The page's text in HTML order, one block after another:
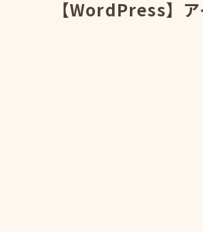
【WordPress】